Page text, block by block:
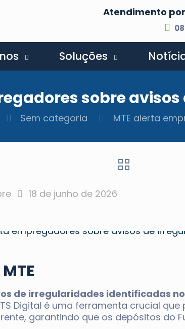
Atendimento
Soluções
sobre
Sem categoria MTE alerta
18 de junho de 2026
de irregularidades identificadas no
Digital é uma ferramenta crucial
garantindo que os depósitos do